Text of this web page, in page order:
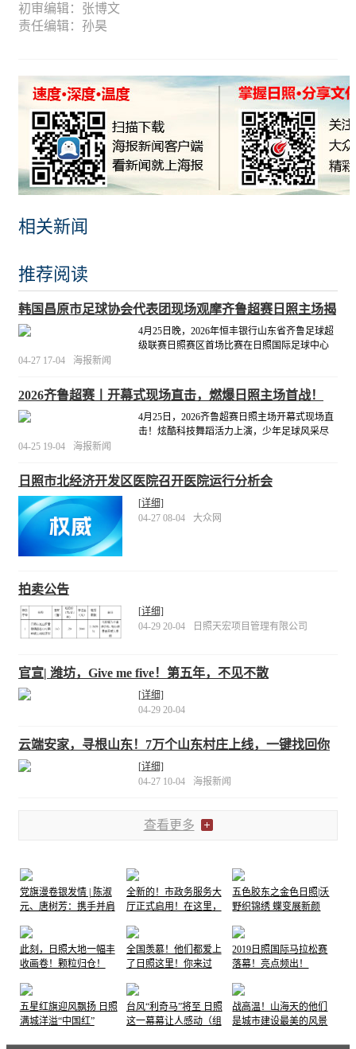
初审编辑：张博文
责任编辑：孙昊
相关新闻
推荐阅读
韩国昌原市足球协会代表团现场观摩齐鲁超赛日照主场揭
幕战
4月25日晚，2026年恒丰银行山东省齐鲁足球超
级联赛日照赛区首场比赛在日照国际足球中心
同见证了这场激情对决，其中更有韩国昌原市
足球协会代表团专程观赛，为赛事增添了国际
交流的[详细]
04-27 17-04 海报新闻
2026齐鲁超赛丨开幕式现场直击，燃爆日照主场首战！
4月25日，2026齐鲁超赛日照主场开幕式现场直
击！炫酷科技舞蹈活力上演，少年足球风采尽
开点燃全场热情，全方位燃爆齐鲁超赛日照主
场首战，为本次赛事拉开热烈序幕，尽显日照
主场别样
04-25 19-04 海报新闻
日照市北经济开发区医院召开医院运行分析会
[详细]
04-27 08-04
大众网
拍卖公告
[详细]
04-29 20-04
日照天宏项目管理有限公司
官宣| 潍坊，Give me five！第五年，不见不散
[详细]
04-29 20-04
云端安家，寻根山东！7万个山东村庄上线，一键找回你
的故乡记忆 上传资料有大奖
[详细]
04-27 10-04
海报新闻
查看更多
党旗漫卷银发情 | 陈淑
元、唐树芳：携手并肩
俪情深
全新的！市政务服务大
厅正式启用！在这里，
五色胶东之金色日照|沃
野织锦绣 蝶变展新颜
此刻，日照大地一幅丰
收画卷！颗粒归仓！
全国羡慕！他们都爱上
了日照这里！你来过
2019日照国际马拉松赛
落幕！亮点频出！
五星红旗迎风飘扬 日照
满城洋溢“中国红”
台风“利奇马”将至 日照
这一幕幕让人感动（组
战高温！山海天的他们
是城市建设最美的风景